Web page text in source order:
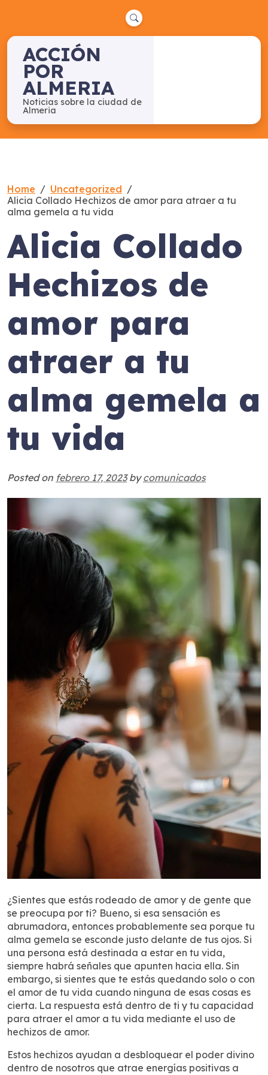
ACCIÓN
POR
ALMERIA
Noticias sobre la ciudad de
Almeria
Home
Uncategorized
Alicia Collado Hechizos de amor para atraer a tu
alma gemela a tu vida
Alicia Collado
Hechizos de
amor para
atraer a tu
alma gemela a
tu vida
Posted on febrero 17, 2023bycomunicados
¿Sientes que estás rodeado de amor y de gente que
se preocupa por ti? Bueno, si esa sensación es
abrumadora, entonces probablemente sea porque tu
alma gemela se esconde justo delante de tus ojos. Si
una persona está destinada a estar en tu vida,
siempre habrá señales que apunten hacia ella. Sin
embargo, si sientes que te estás quedando solo o con
el amor de tu vida cuando ninguna de esas cosas es
cierta. La respuesta está dentro de ti y tu capacidad
para atraer el amor a tu vida mediante el uso de
hechizos de amor.
Estos hechizos ayudan a desbloquear el poder divino
dentro de nosotros que atrae energías positivas a